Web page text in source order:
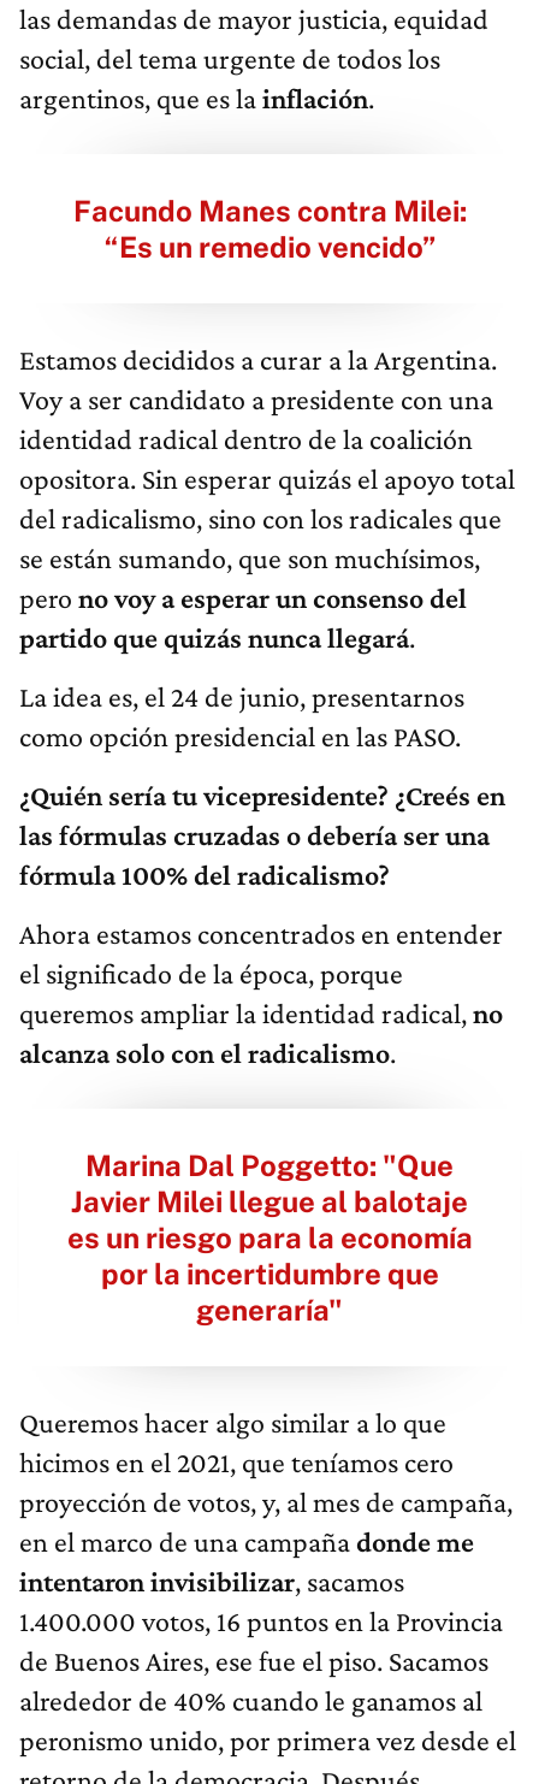
las demandas de mayor justicia, equidad
social, del tema urgente de todos los
argentinos, que es lainflación.
Facundo Manes contra Milei:
“Es un remedio vencido”
Estamos decididos a curar a la Argentina.
Voy a ser candidato a presidente con una
identidad radical dentro de la coalición
opositora. Sin esperar quizás el apoyo total
del radicalismo, sino con los radicales que
se están sumando, que son muchísimos,
pero no voy a esperar un consenso del
partido que quizás nunca llegará.
La idea es, el 24 de junio, presentarnos
como opción presidencial en las PASO.
¿Quién sería tu vicepresidente? ¿Creés en
las fórmulas cruzadas o debería ser una
fórmula 100% del radicalismo?
Ahora estamos concentrados en entender
el significado de la época, porque
queremos ampliar la identidad radical,no
alcanza solo con el radicalismo.
Marina Dal Poggetto: "Que
Javier Milei llegue al balotaje
es un riesgo para la economía
por la incertidumbre que
generaría"
Queremos hacer algo similar a lo que
hicimos en el 2021, que teníamos cero
proyección de votos, y, al mes de campaña,
en el marco de una campañadonde me
intentaron invisibilizar, sacamos
1.400.000 votos, 16 puntos en la Provincia
de Buenos Aires, ese fue el piso. Sacamos
alrededor de 40% cuando le ganamos al
peronismo unido, por primera vez desde el